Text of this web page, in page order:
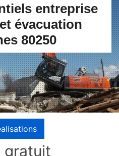
entreprise
évacuation
80250
gratuit